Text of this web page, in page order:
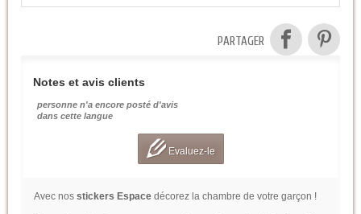
PARTAGER
Notes et avis clients
personne n'a encore posté d'avis
dans cette langue
Evaluez-le
Avec nos stickers Espace décorez la chambre de votre garçon !